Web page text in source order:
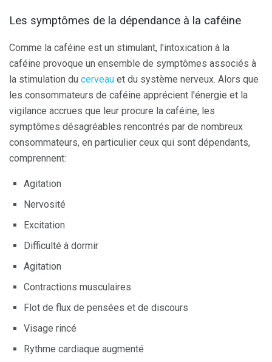
Les symptômes de la dépendance à la caféine
Comme la caféine est un stimulant, l'intoxication à la
caféine provoque un ensemble de symptômes associés à
la stimulation du cerveau et du système nerveux. Alors que
les consommateurs de caféine apprécient l'énergie et la
vigilance accrues que leur procure la caféine, les
symptômes désagréables rencontrés par de nombreux
consommateurs, en particulier ceux qui sont dépendants,
comprennent:
Agitation
Nervosité
Excitation
Difficulté à dormir
Agitation
Contractions musculaires
Flot de flux de pensées et de discours
Visage rincé
Rythme cardiaque augmenté